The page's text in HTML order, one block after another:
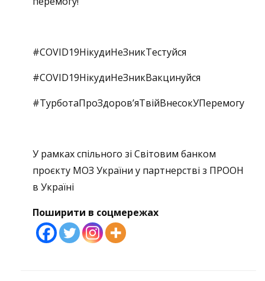
#COVID19НікудиНеЗникТестуйся
#COVID19НікудиНеЗникВакцинуйся
#ТурботаПроЗдоров’яТвійВнесокУПеремогу
У рамках спільного зі Світовим банком
проєкту МОЗ України у партнерстві з ПРООН
в Україні
Поширити в соцмережах